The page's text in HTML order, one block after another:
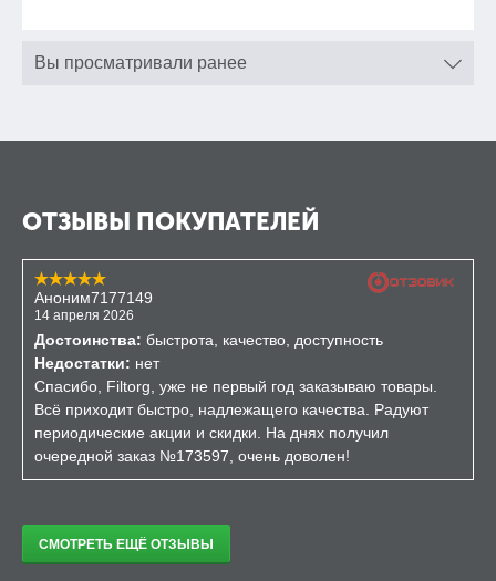
Вы просматривали ранее
ОТЗЫВЫ ПОКУПАТЕЛЕЙ
Аноним7177149
14 апреля 2026
Достоинства: быстрота, качество, доступность
Недостатки: нет
Спасибо, Filtorg, уже не первый год заказываю товары.
Всё приходит быстро, надлежащего качества. Радуют
периодические акции и скидки. На днях получил
очередной заказ №173597, очень доволен!
СМОТРЕТЬ ЕЩЁ ОТЗЫВЫ